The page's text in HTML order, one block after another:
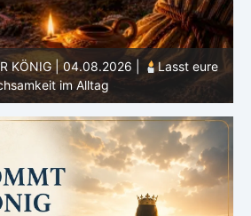
BALD KOMMT DER KÖNIG |
Herz: Heiligung beginnt im Inneren